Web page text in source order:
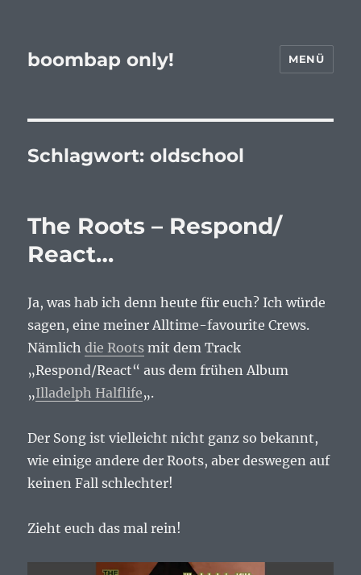
boombap only! MENÜ
Schlagwort:oldschool
The Roots – Respond/
React…
Ja, was hab ich denn heute für euch? Ich würde
sagen, eine meiner Alltime-favourite Crews.
Nämlichdie Roots mit dem Track
„Respond/React“ aus dem frühen Album
„Illadelph Halflife„.
Der Song ist vielleicht nicht ganz so bekannt,
wie einige andere der Roots, aber deswegen auf
keinen Fall schlechter!
Zieht euch das mal rein!